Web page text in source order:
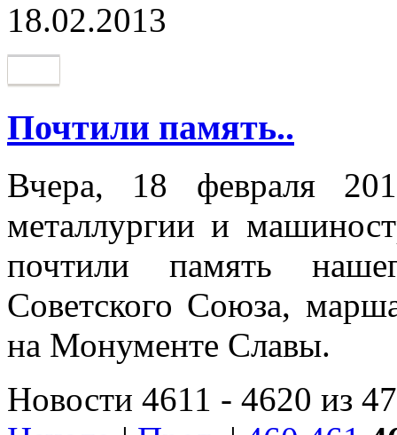
18.02.2013
Почтили память..
Вчера, 18 февраля
металлургии и
почтили память
Советского Союза,
на Монументе Славы.
Новости 4611 - 4620 из